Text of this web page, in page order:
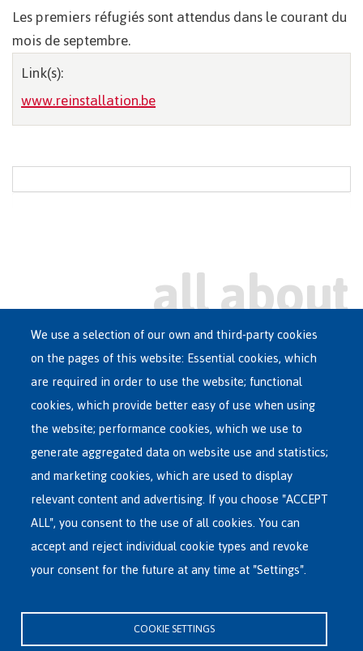
Les premiers réfugiés sont attendus dans le courant du
mois de septembre.
Link(s):
www.reinstallation.be
Main
menu
ASYLUM IN BELGIUM
RECEPTION CENTRES
VOLUNTARY RETURN
INTERNATIONAL
ABOUT FEDASIL
Rue des Chartreux 21 , 1000 Bruxelles
E-mail : info@fedasil.be • T : +32-(0)2-213 44 11 • F : +32-(0)2-213 44 22
We use a selection of our own and third-party cookies
on the pages of this website: Essential cookies, which
are required in order to use the website; functional
cookies, which provide better easy of use when using
the website; performance cookies, which we use to
generate aggregated data on website use and statistics;
and marketing cookies, which are used to display
relevant content and advertising. If you choose "ACCEPT
ALL", you consent to the use of all cookies. You can
accept and reject individual cookie types and revoke
your consent for the future at any time at "Settings".
COOKIE SETTINGS